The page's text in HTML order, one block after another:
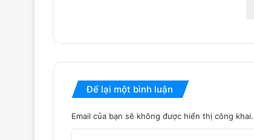
Để lại một bình luận
Email của bạn sẽ không được hiển thị công khai.